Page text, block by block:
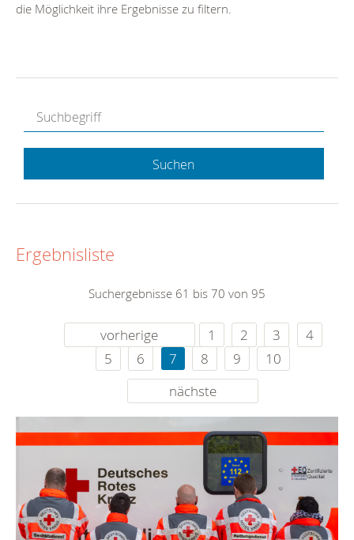
die Möglichkeit ihre Ergebnisse zu filtern.
Suchen
Ergebnisliste
Suchergebnisse 61 bis 70 von 95
vorherige 1 2 3
4
5
6 7 8 9
10
nächste